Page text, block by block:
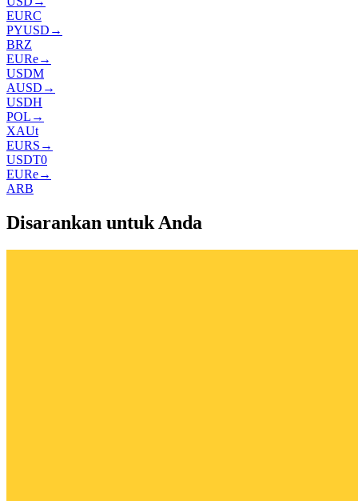
EURC
PYUSD →
BRZ
EURe→
USDM
AUSD →
USDH
POL →
XAUt
EURS →
USDT0
EURe→
ARB
Disarankan untuk Anda